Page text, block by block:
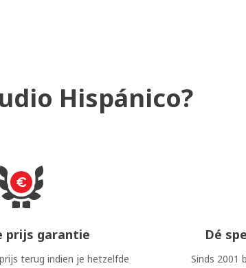
Hispánico?
prijs garantie
terug indien je hetzelfde
Dé
Sinds 2001